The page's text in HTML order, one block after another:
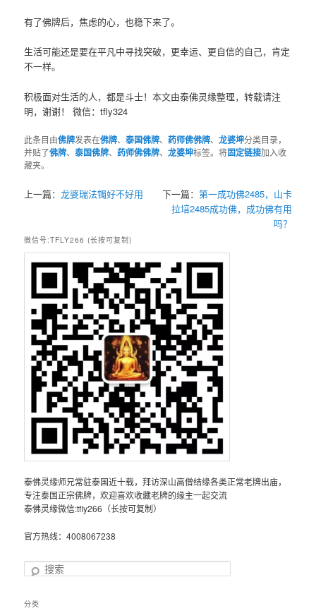
有了佛牌后，焦虑的心，也稳下来了。
生活可能还是要在平凡中寻找突破，更幸运、更自信的自己，肯定
不一样。
积极面对生活的人，都是斗士！本文由泰佛灵缘整理，转载请注
明，谢谢！ 微信：tfly324
此条目由佛牌发表在佛牌、泰国佛牌、药师佛佛牌、龙婆坤分类目录，
并贴了佛牌、泰国佛牌、药师佛佛牌、龙婆坤标签。将固定链接加入收
藏夹。
上一篇：龙婆瑞法镯好不好用 下一篇： 第一成功佛2485，山卡
拉培2485成功佛，成功佛有用
吗？
微信号:TFLY266 (长按可复制)
泰佛灵缘师兄常驻泰国近十载，拜访深山高僧结缘各类正常老牌出庙，
专注泰国正宗佛牌，欢迎喜欢收藏老牌的缘主一起交流
泰佛灵缘微信:tfly266（长按可复制）
官方热线：4008067238
搜
分类